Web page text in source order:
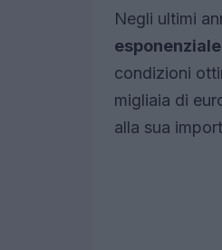
Negli ultimi
esponenziale
condizioni
migliaia di
alla sua